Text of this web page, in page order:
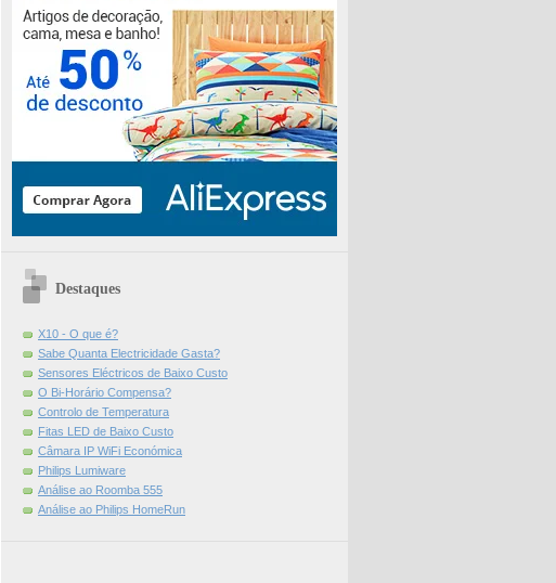
Destaques
X10 - O que é?
Sabe Quanta Electricidade Gasta?
Sensores Eléctricos de Baixo Custo
O Bi-Horário Compensa?
Controlo de Temperatura
Fitas LED de Baixo Custo
Câmara IP WiFi Económica
Philips Lumiware
Análise ao Roomba 555
Análise ao Philips HomeRun